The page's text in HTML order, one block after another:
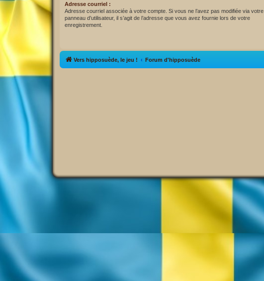
Adresse courriel :
Adresse courriel associée à votre compte. Si vous ne l’avez pas modifiée via votre
panneau d’utilisateur, il s’agit de l’adresse que vous avez fournie lors de votre
enregistrement.
Vers hipposuède, le jeu ! Forum d'hipposuède